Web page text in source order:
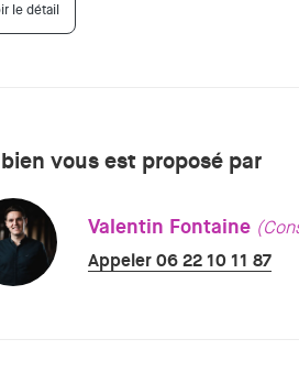
le détail
vous est proposé par
Valentin Fontaine
Appeler 06 22 10 11 87